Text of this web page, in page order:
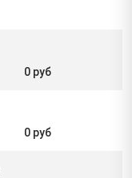
0 руб
0 руб